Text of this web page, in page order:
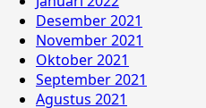
Desember 2021
November 2021
Oktober 2021
September 2021
Agustus 2021